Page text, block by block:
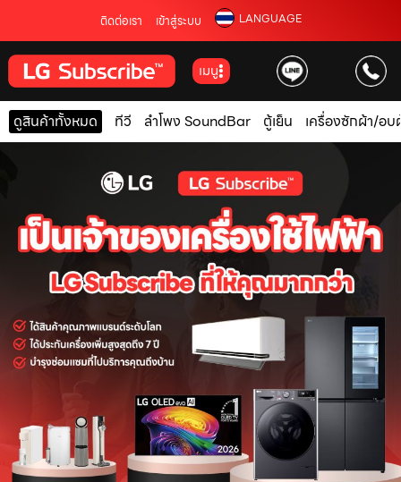
ติดต่อเรา เข้าสู่ระบบ LANGUAGE
เมนู
ดูสินค้าทั้งหมด ทีวี ลำโพง SoundBar ตู้เย็น เครื่องซักผ้า/อบ